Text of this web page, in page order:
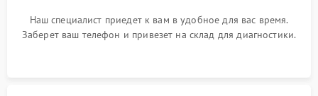
Наш специалист приедет к вам в удобное для вас время.
Заберет ваш телефон и привезет на склад для диагностики.